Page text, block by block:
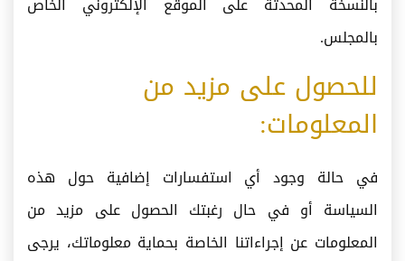
بالمجلس.
للحصول على مزيد من
المعلومات:
في حالة وجود أي استفسارات إضافية حول هذه
السياسة أو في حال رغبتك الحصول على مزيد من
المعلومات عن إجراءاتنا الخاصة بحماية معلوماتك، يرجى